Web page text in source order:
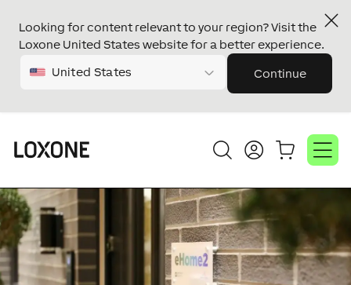
Looking for content relevant to your region? Visit the
Loxone United States website for a better experience.
United States Continue